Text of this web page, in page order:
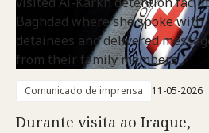
Comunicado de imprensa 11-05-2026
Durante visita ao Iraque,